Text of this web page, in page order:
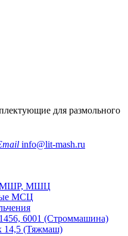
для размольного
info@lit-mash.ru
МШР, МШЦ
МСЦ
6001 (Строммашина)
(Тяжмаш)